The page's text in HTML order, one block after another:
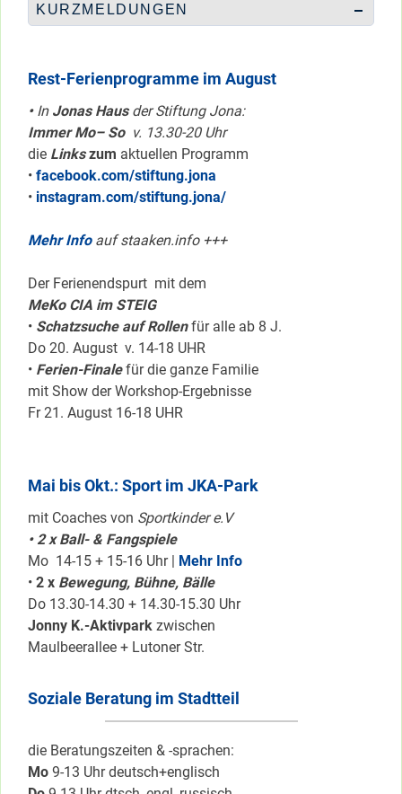
KURZMELDUNGEN
Rest-Ferienprogramme im August
•InJonas Hausder Stiftung Jona:
Immer Mo– So v. 13.30-20 Uhr
die Linkszum aktuellen Programm
• facebook.com/stiftung.jona
• instagram.com/stiftung.jona/
Mehr Infoauf staaken.info +++
Der Ferienendspurt mit dem
MeKo CIA im STEIG
• Schatzsuche auf Rollenfür alle ab 8 J.
Do 20. August v. 14-18 UHR
• Ferien-Finalefür die ganze Familie
mit Show der Workshop-Ergebnisse
Fr 21. August 16-18 UHR
Mai bis Okt.: Sport im JKA-Park
mit Coaches von Sportkinder e.V
• 2 x Ball- & Fangspiele
Mo 14-15 + 15-16 Uhr | Mehr Info
• 2 x Bewegung, Bühne, Bälle
Do 13.30-14.30 + 14.30-15.30 Uhr
Jonny K.-Aktivpark zwischen
Maulbeerallee + Lutoner Str.
Soziale Beratung im Stadtteil
die Beratungszeiten & -sprachen:
Mo 9-13 Uhr deutsch+englisch